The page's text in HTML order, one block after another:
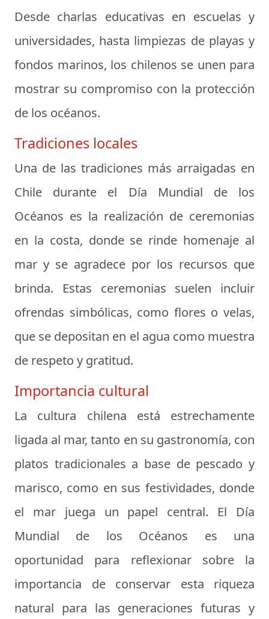
Desde charlas educativas en escuelas y
universidades, hasta limpiezas de playas y
fondos marinos, los chilenos se unen para
mostrar su compromiso con la protección
de los océanos.
Tradiciones locales
Una de las tradiciones más arraigadas en
Chile durante el Día Mundial de los
Océanos es la realización de ceremonias
en la costa, donde se rinde homenaje al
mar y se agradece por los recursos que
brinda. Estas ceremonias suelen incluir
ofrendas simbólicas, como flores o velas,
que se depositan en el agua como muestra
de respeto y gratitud.
Importancia cultural
La cultura chilena está estrechamente
ligada al mar, tanto en su gastronomía, con
platos tradicionales a base de pescado y
marisco, como en sus festividades, donde
el mar juega un papel central. El Día
Mundial de los Océanos es una
oportunidad para reflexionar sobre la
importancia de conservar esta riqueza
natural para las generaciones futuras y